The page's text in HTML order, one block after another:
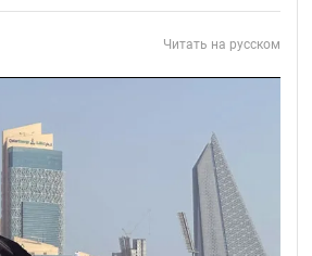
Читать на русском